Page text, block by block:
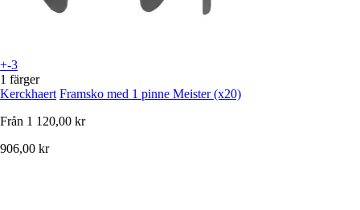
+-3
1 färger
Kerckhaert Framsko med 1 pinne Meister (x20)
Från 1 120,00 kr
906,00 kr